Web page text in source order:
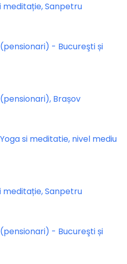
meditație, Sanpetru
- Bucureşti și
Brașov
si meditatie, nivel mediu
meditație, Sanpetru
- Bucureşti și